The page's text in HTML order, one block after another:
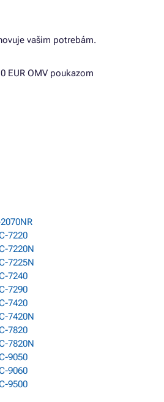
vašim potrebám.
EUR OMV poukazom
7220
7220N
7225N
7240
7290
7420
7420N
7820
7820N
9050
9060
9500